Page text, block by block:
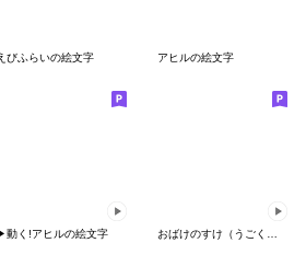
びふらいの絵文字 アヒルの絵文字
動く!アヒルの絵文字 おばけのすけ（うごく絵文字）